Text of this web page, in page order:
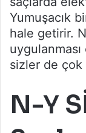
Yumuşacık
hale getirir.
sizler de
N-Y